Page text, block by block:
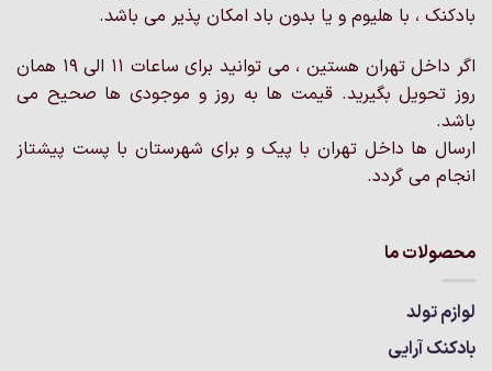
بادکنک ، با هلیوم و یا بدون باد امکان پذیر می باشد.
اگر داخل تهران هستین ، می توانید برای ساعات 11 الی 19 همان
روز تحویل بگیرید. قیمت ها به روز و موجودی ها صحیح می
باشد.
ارسال ها داخل تهران با پیک و برای شهرستان با پست پیشتاز
انجام می گردد.
محصولات ما
لوازم تولد
بادکنک آرایی